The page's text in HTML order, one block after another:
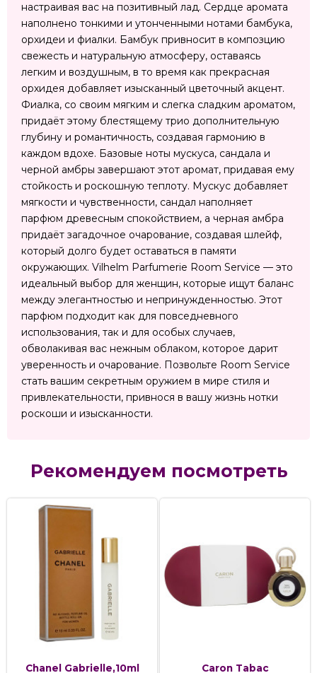
настраивая вас на позитивный лад. Сердце аромата
наполнено тонкими и утонченными нотами бамбука,
орхидеи и фиалки. Бамбук привносит в композцию
свежесть и натуральную атмосферу, оставаясь
легким и воздушным, в то время как прекрасная
орхидея добавляет изысканный цветочный акцент.
Фиалка, со своим мягким и слегка сладким ароматом,
придаёт этому блестящему трио дополнительную
глубину и романтичность, создавая гармонию в
каждом вдохе. Базовые ноты мускуса, сандала и
черной амбры завершают этот аромат, придавая ему
стойкость и роскошную теплоту. Мускус добавляет
мягкости и чувственности, сандал наполняет
парфюм древесным спокойствием, а черная амбра
придаёт загадочное очарование, создавая шлейф,
который долго будет оставаться в памяти
окружающих. Vilhelm Parfumerie Room Service — это
идеальный выбор для женщин, которые ищут баланс
между элегантностью и непринужденностью. Этот
парфюм подходит как для повседневного
использования, так и для особых случаев,
обволакивая вас нежным облаком, которое дарит
уверенность и очарование. Позвольте Room Service
стать вашим секретным оружием в мире стиля и
привлекательности, привнося в вашу жизнь нотки
роскоши и изысканности.
Рекомендуем посмотреть
Chanel Gabrielle,10ml Caron Tabac